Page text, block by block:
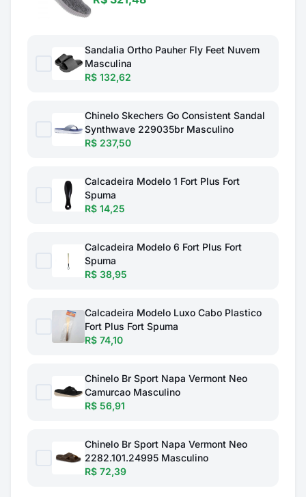
Sandalia Ortho Pauher Fly Feet Nuvem
Masculina
R$ 132,62
Chinelo Skechers Go Consistent Sandal
Synthwave 229035br Masculino
R$ 237,50
Calcadeira Modelo 1 Fort Plus Fort
Spuma
R$ 14,25
Calcadeira Modelo 6 Fort Plus Fort
Spuma
R$ 38,95
Calcadeira Modelo Luxo Cabo Plastico
Fort Plus Fort Spuma
R$ 74,10
Chinelo Br Sport Napa Vermont Neo
Camurcao Masculino
R$ 56,91
Chinelo Br Sport Napa Vermont Neo
2282.101.24995 Masculino
R$ 72,39